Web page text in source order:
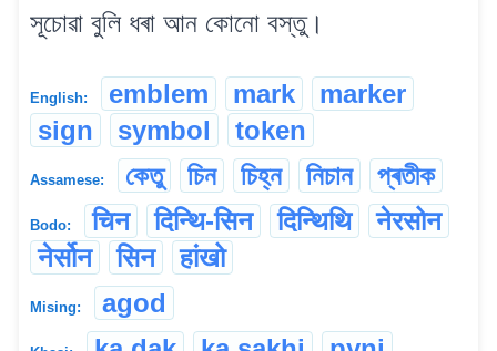
সূচোৱা বুলি ধৰা আন কোনো বস্তু।
English: emblem mark
marker
sign
symbol token
Assamese: কেতু চিন চিহ্ন নিচান প্ৰতীক
Bodo: चिन दिन्थि-सिन दिन्थिथि
नेरसोन
नेर्सोन
सिन हांखो
Mising: agod